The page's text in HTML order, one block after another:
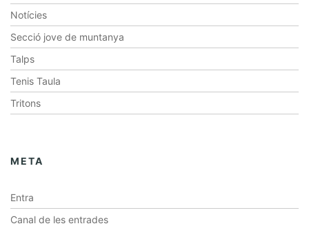
Notícies
Secció jove de muntanya
Talps
Tenis Taula
Tritons
META
Entra
Canal de les entrades